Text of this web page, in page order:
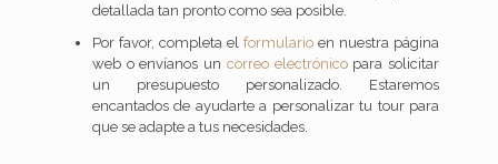
detallada tan pronto como sea posible.
Por favor, completa el formulario en nuestra página
web o envíanos un correo electrónicopara solicitar
un presupuesto personalizado. Estaremos
encantados de ayudarte a personalizar tu tour para
que se adapte a tus necesidades.